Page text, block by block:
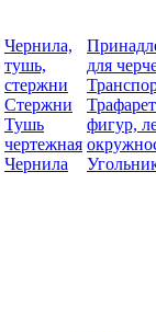
Чернила,
тушь,
стержни
Стержни
Тушь
чертежная
Чернила
для
фигур,